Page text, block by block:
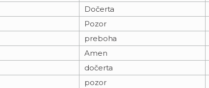
Dočerta
Pozor
preboha
Amen
dočerta
pozor